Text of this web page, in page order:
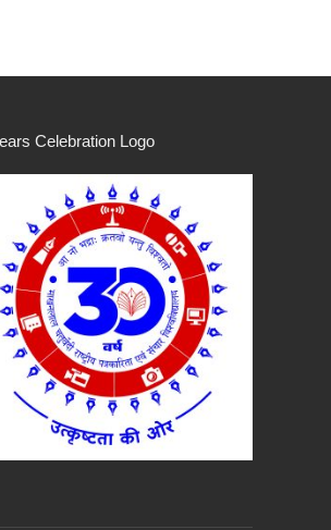
Celebration Logo